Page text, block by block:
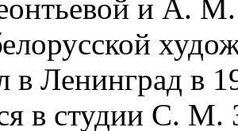
и А. М.
в Ленинград в
в студии С. М.